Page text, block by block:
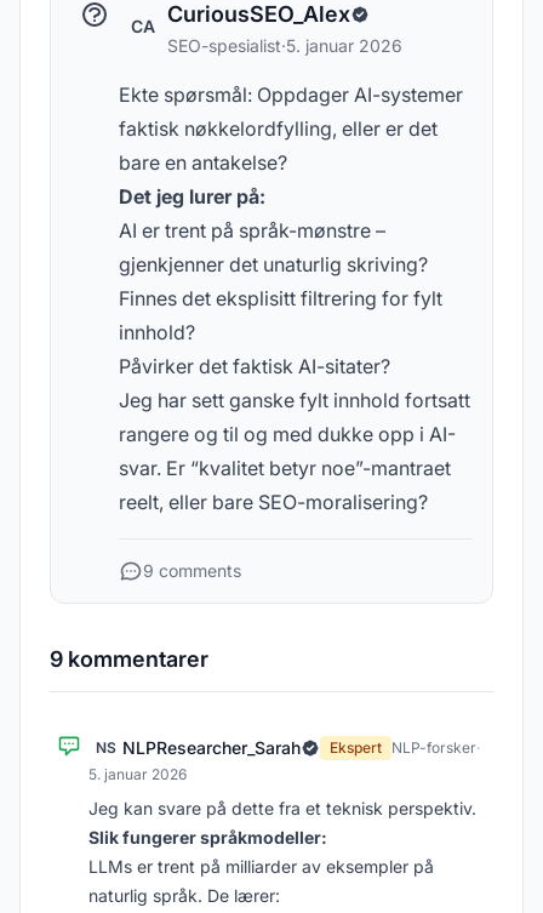
CA CuriousSEO_Alex
SEO-spesialist·5. januar 2026
Ekte spørsmål: Oppdager AI-systemer
faktisk nøkkelordfylling, eller er det
bare en antakelse?
Det jeg lurer på:
AI er trent på språk-mønstre –
gjenkjenner det unaturlig skriving?
Finnes det eksplisitt filtrering for fylt
innhold?
Påvirker det faktisk AI-sitater?
Jeg har sett ganske fylt innhold fortsatt
rangere og til og med dukke opp i AI-
svar. Er “kvalitet betyr noe”-mantraet
reelt, eller bare SEO-moralisering?
9 comments
9 kommentarer
NS NLPResearcher_Sarah Ekspert NLP-forsker·
5. januar 2026
Jeg kan svare på dette fra et teknisk perspektiv.
Slik fungerer språkmodeller:
LLMs er trent på milliarder av eksempler på
naturlig språk. De lærer: